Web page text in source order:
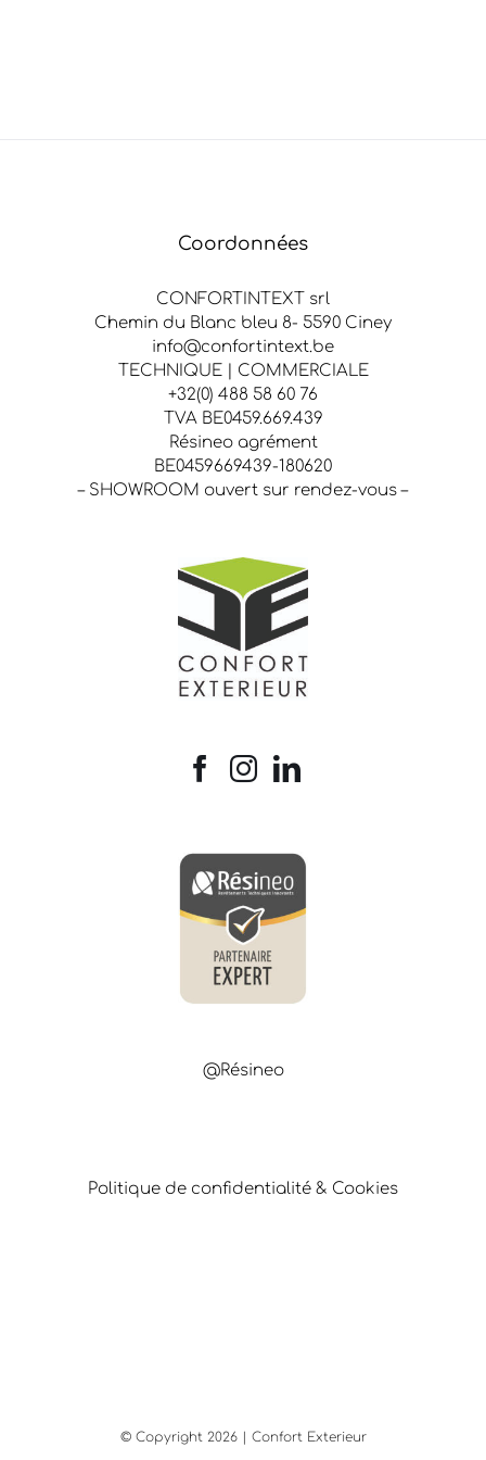
Coordonnées
CONFORTINTEXT srl
Chemin du Blanc bleu 8- 5590 Ciney
info@confortintext.be
TECHNIQUE | COMMERCIALE
+32(0) 488 58 60 76
TVA BE0459.669.439
Résineo agrément
BE0459669439-180620
– SHOWROOM ouvert sur rendez-vous –
@Résineo
Politique de confidentialité & Cookies
© Copyright 2026 | Confort Exterieur